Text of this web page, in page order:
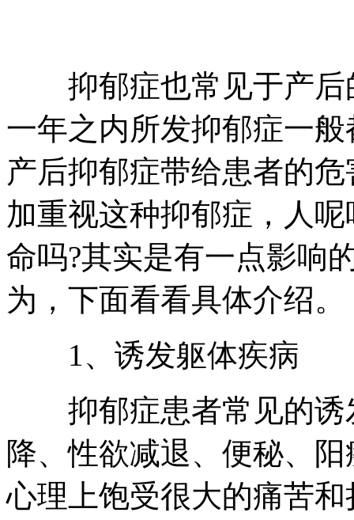
抑郁症也常见于产后
一年之内所发抑郁症一
产后抑郁症带给患者的
加重视这种抑郁症，人
命吗?其实是有一点影响
为，下面看看具体介绍。
1、诱发躯体疾病
抑郁症患者常见的诱
降、性欲减退、便秘、
心理上饱受很大的痛苦